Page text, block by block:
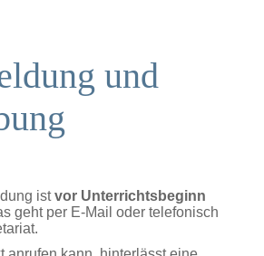
und
istvor Unterrichtsbeginn
geht per E-Mail oder telefonisch